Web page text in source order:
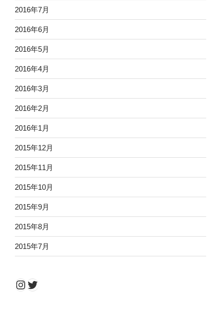
2016年7月
2016年6月
2016年5月
2016年4月
2016年3月
2016年2月
2016年1月
2015年12月
2015年11月
2015年10月
2015年9月
2015年8月
2015年7月
Instagram
Twitter